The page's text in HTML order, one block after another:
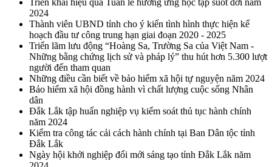
Triển khai hiệu quả Tuần lễ hưởng ứng học tập suốt đời năm
2024
Thành viên UBND tỉnh cho ý kiến tình hình thực hiện kế
hoạch đầu tư công trung hạn giai đoạn 2020 - 2025
Triển lãm lưu động “Hoàng Sa, Trường Sa của Việt Nam -
Những bằng chứng lịch sử và pháp lý” thu hút hơn 5.300 lượt
người đến tham quan
Những điều cần biết về bảo hiểm xã hội tự nguyện năm 2024
Bảo hiểm xã hội đồng hành vì chất lượng cuộc sống Nhân
dân
Đắk Lắk tập huấn nghiệp vụ kiểm soát thủ tục hành chính
năm 2024
Kiểm tra công tác cải cách hành chính tại Ban Dân tộc tỉnh
Đắk Lắk
Ngày hội khởi nghiệp đổi mới sáng tạo tỉnh Đắk Lắk năm